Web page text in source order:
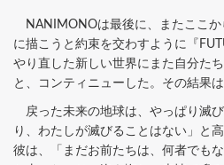
NANIMONOは最後に、またここか
に描こうと約束を交わすように『
やり直した新しい世界にまた自分た
と、コンティニューした。その結果は
戻った未来の地球は、やっぱり滅
り、わたしが滅びることはない」と
彼は、「まだお前たちは、何者でも